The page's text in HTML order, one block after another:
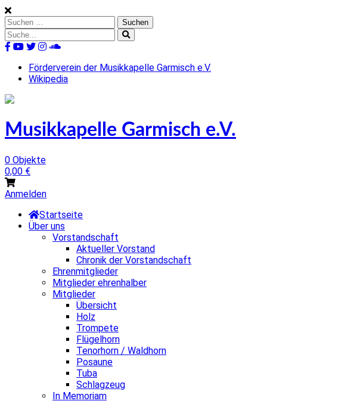
Skip
to
content
Suchen
nach:
Suche
nach:
Förderverein der Musikkapelle Garmisch e.V.
Wikipedia
Musikkapelle Garmisch e.V.
0 Objekte
0,00 €
Anmelden
Startseite
Über uns
Vorstandschaft
Aktueller Vorstand
Chronik der Vorstandschaft
Ehrenmitglieder
Mitglieder ehrenhalber
Mitglieder
Übersicht
Holz
Trompete
Flügelhorn
Tenorhorn / Waldhorn
Posaune
Tuba
Schlagzeug
In Memoriam